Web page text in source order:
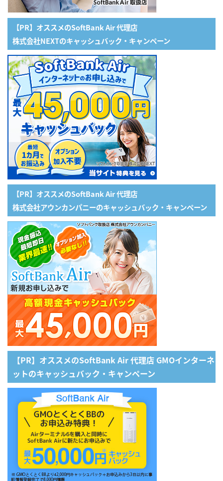
【PR】オススメのSoftBank Air 代理店
株式会社NEXTのキャッシュバック・キャンペーン
【PR】オススメのSoftBank Air 代理店
株式会社アウンカンパニーのキャッシュバック・キャンペーン
【PR】オススメのSoftBank Air 代理店 GMOインターネ
ットのキャッシュバック・キャンペーン